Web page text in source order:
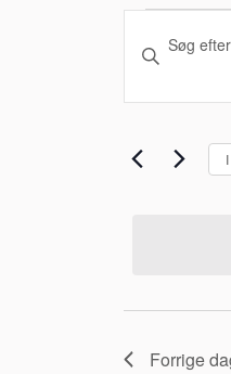
for
3
nøgleord.
Søg
Forrige